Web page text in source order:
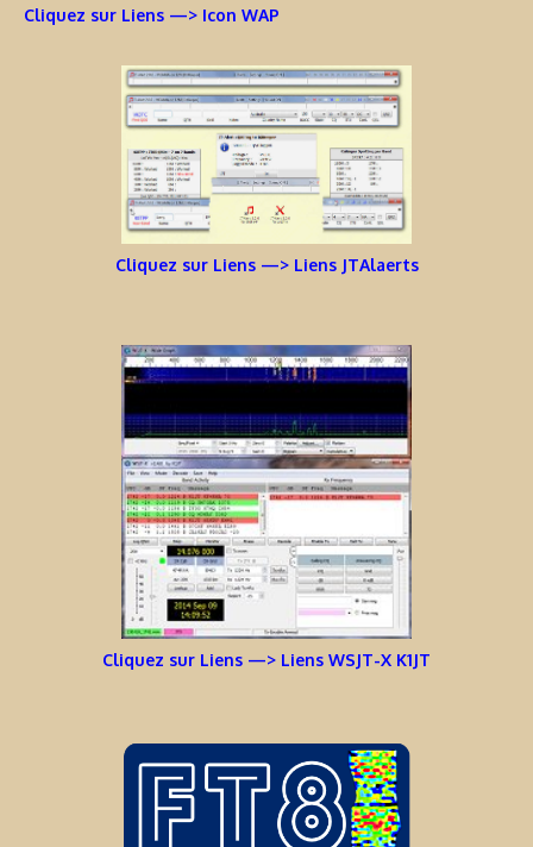
Cliquez sur Liens —> Icon WAP
Cliquez sur Liens —> Liens JTAlaerts
Cliquez sur Liens —> Liens WSJT-X K1JT